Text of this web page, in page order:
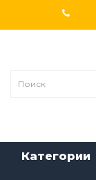
Категории